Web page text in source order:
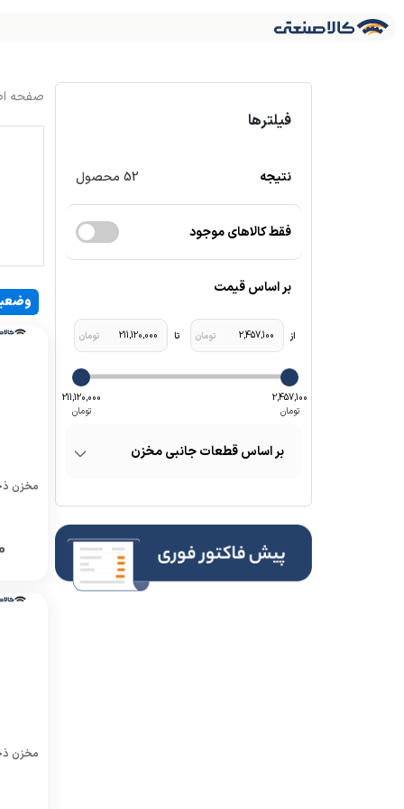
مخزن ذخیره
مخزن ذخیره آب
فیلترها
نتیجه 52 محصول
فقط کالاهای موجود
بر اساس قیمت
2,457,100
211,120,000
قطعات جانبی مخزن